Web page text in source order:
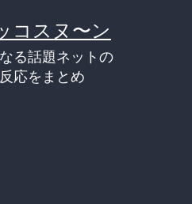
コスヌ〜ン
る話題ネットの
反応をまとめ